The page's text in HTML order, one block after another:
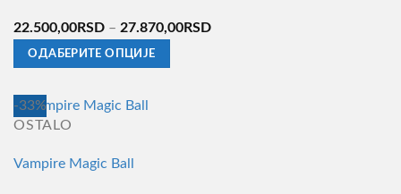
могу
бити
на
страници
22.500,00RSD – 27.870,00RSDРаспон
ОДАБЕРИТЕ ОПЦИЈЕ
производ
има
варијанти.
-33%
OSTALO
Vampire Magic Ball